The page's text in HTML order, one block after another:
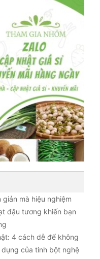
mà hiệu nghiệm
đậu tương khiến bạn
4 cách dễ để không
dụng của tinh bột nghệ